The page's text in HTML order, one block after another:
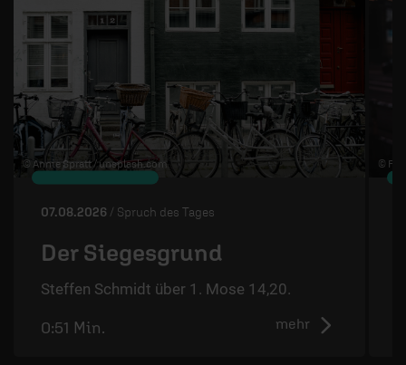
© Annie Spratt / unsplash.com
07.08.2026 / Spruch des Tages
Der Siegesgrund
Steffen Schmidt über 1. Mose 14,20.
mehr
0:51 Min.
© Flo